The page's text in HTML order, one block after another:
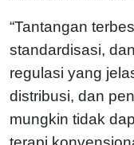
“Tantangan
standardisasi,
regulasi yang
distribusi, dan
mungkin tidak